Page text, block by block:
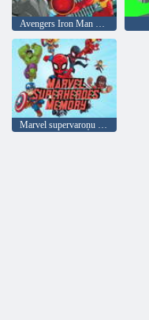
Avengers Iron Man Rise of Ultron 2
Marvel supervaroņu atmiņa